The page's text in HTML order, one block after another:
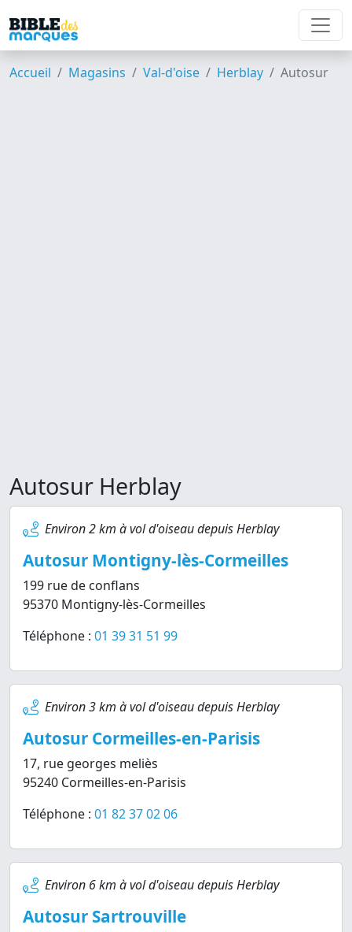
Accueil Magasins Val-d'oise Herblay Autosur
Autosur Herblay
Environ 2 km à vol d'oiseau depuis Herblay
Autosur Montigny-lès-Cormeilles
199 rue de conflans
95370 Montigny-lès-Cormeilles
Téléphone : 01 39 31 51 99
Environ 3 km à vol d'oiseau depuis Herblay
Autosur Cormeilles-en-Parisis
17, rue georges meliès
95240 Cormeilles-en-Parisis
Téléphone : 01 82 37 02 06
Environ 6 km à vol d'oiseau depuis Herblay
Autosur Sartrouville